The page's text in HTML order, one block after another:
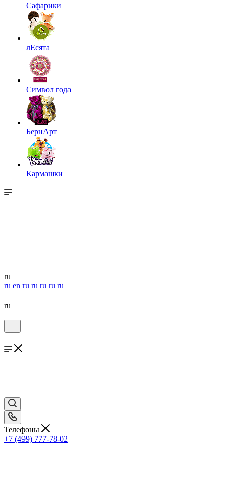
Сафарики
лЕсята
Символ года
БернАрт
Кармашки
ru
ru en ru ru ru ru ru
ru
Телефоны
+7 (499) 777-78-02